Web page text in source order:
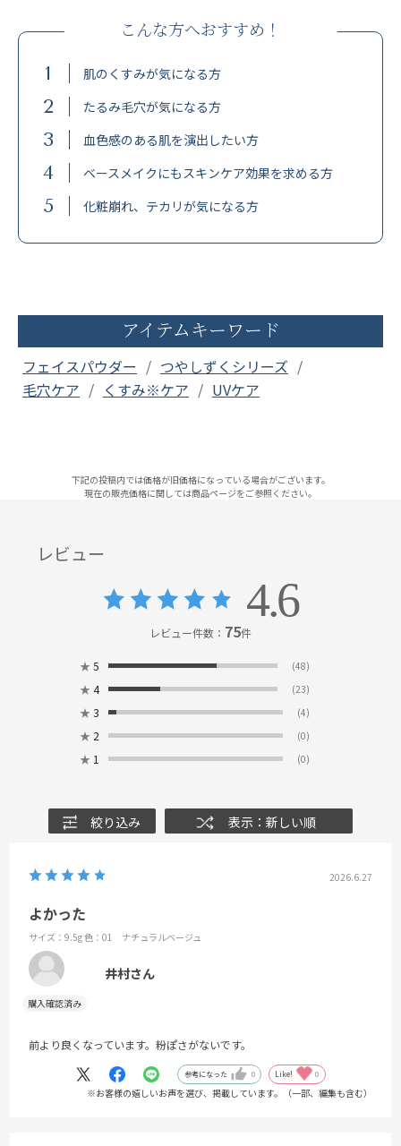
こんな方へおすすめ！
1 肌のくすみが気になる方
2 たるみ毛穴が気になる方
3 血色感のある肌を演出したい方
4 ベースメイクにもスキンケア効果を求める方
5 化粧崩れ、テカリが気になる方
アイテムキーワード
フェイスパウダー
つやしずくシリーズ
毛穴ケア
くすみ※ケア UVケア
下記の投稿内では価格が旧価格になっている場合がございます。
現在の販売価格に関しては商品ページをご参照ください。
レビュー
4.6
レビュー件数： 75件
★ 5 (48)
★ 4 (23)
★ 3 (4)
★ 2 (0)
★ 1 (0)
絞り込み 表示：新しい順
2026.6.27
よかった
サイズ：9.5g色：01 ナチュラルベージュ
井村さん
前より良くなっています。粉ぽさがないです。
参考になった 0 Like! 0
※お客様の嬉しいお声を選び、掲載しています。（一部、編集も含む）